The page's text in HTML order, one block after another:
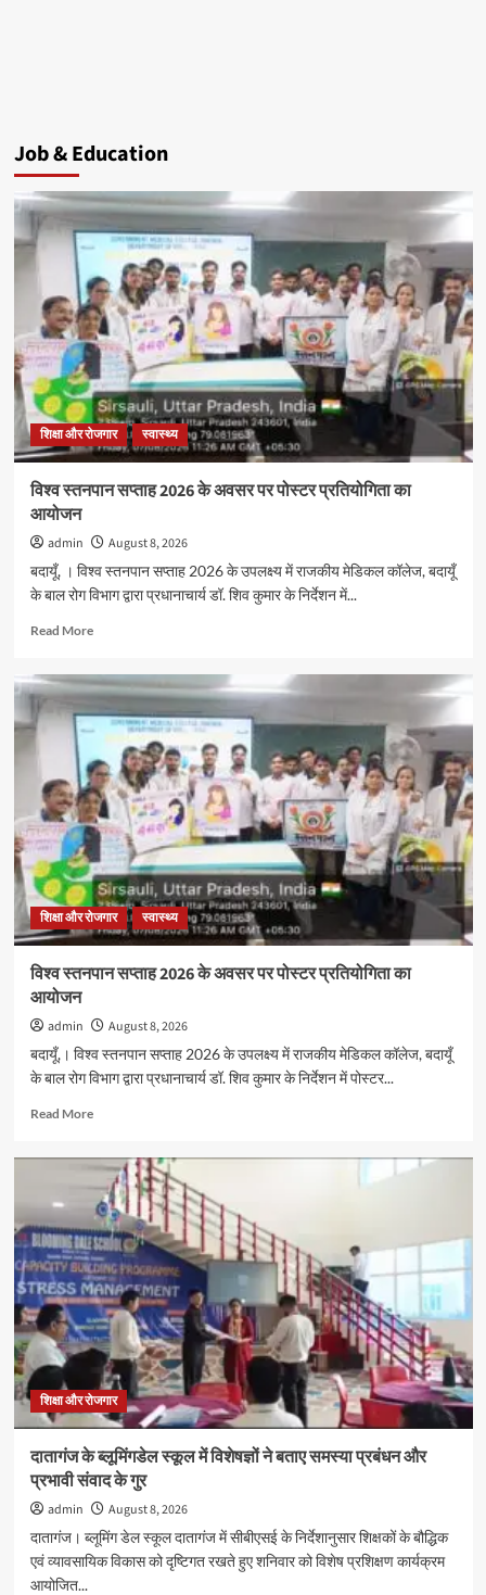
Job & Education
शिक्षा और रोजगार स्वास्थ्य
विश्व स्तनपान सप्ताह 2026 के अवसर पर पोस्टर प्रतियोगिता का
आयोजन
admin
August 8, 2026
बदायूँ, । विश्व स्तनपान सप्ताह 2026 के उपलक्ष्य में राजकीय मेडिकल कॉलेज, बदायूँ
के बाल रोग विभाग द्वारा प्रधानाचार्य डॉ. शिव कुमार के निर्देशन में...
Read MoreRead
विश्व
स्तनपान
सप्ताह
2026
के
अवसर
पर
पोस्टर
प्रतियोगिता
का
आयोजन
शिक्षा और रोजगार स्वास्थ्य
विश्व स्तनपान सप्ताह 2026 के अवसर पर पोस्टर प्रतियोगिता का
आयोजन
admin
August 8, 2026
बदायूँ,। विश्व स्तनपान सप्ताह 2026 के उपलक्ष्य में राजकीय मेडिकल कॉलेज, बदायूँ
के बाल रोग विभाग द्वारा प्रधानाचार्य डॉ. शिव कुमार के निर्देशन में पोस्टर...
Read MoreRead
विश्व
स्तनपान
सप्ताह
2026
के
अवसर
पर
पोस्टर
प्रतियोगिता
का
आयोजन
शिक्षा और रोजगार
दातागंज के ब्लूमिंगडेल स्कूल में विशेषज्ञों ने बताए समस्या प्रबंधन और
प्रभावी संवाद के गुर
admin
August 8, 2026
दातागंज। ब्लूमिंग डेल स्कूल दातागंज में सीबीएसई के निर्देशानुसार शिक्षकों के बौद्धिक
एवं व्यावसायिक विकास को दृष्टिगत रखते हुए शनिवार को विशेष प्रशिक्षण कार्यक्रम
आयोजित...